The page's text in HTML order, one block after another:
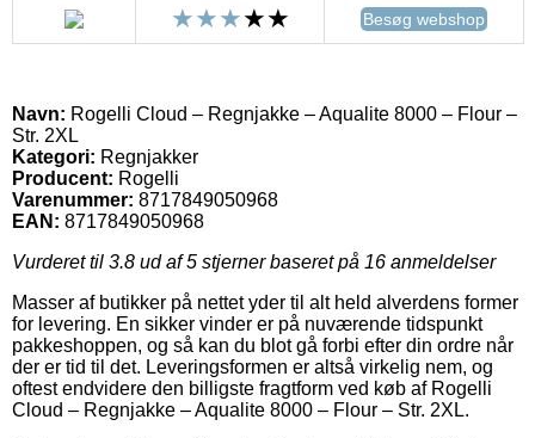
Besøg webshop
Navn: Rogelli Cloud – Regnjakke – Aqualite 8000 – Flour –
Str. 2XL
Kategori: Regnjakker
Producent: Rogelli
Varenummer: 8717849050968
EAN: 8717849050968
Vurderet til 3.8 ud af 5 stjerner baseret på 16 anmeldelser
Masser af butikker på nettet yder til alt held alverdens former
for levering. En sikker vinder er på nuværende tidspunkt
pakkeshoppen, og så kan du blot gå forbi efter din ordre når
der er tid til det. Leveringsformen er altså virkelig nem, og
oftest endvidere den billigste fragtform ved køb af Rogelli
Cloud – Regnjakke – Aqualite 8000 – Flour – Str. 2XL.